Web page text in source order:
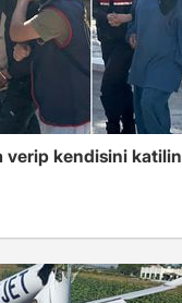
verip kendisini katilin